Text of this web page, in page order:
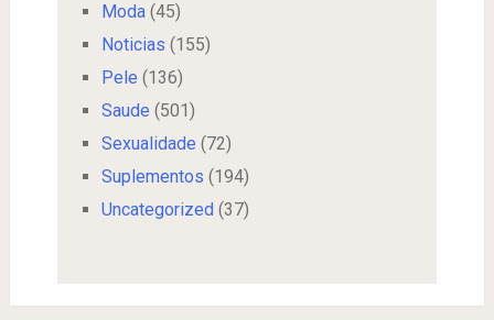
Moda(45)
Noticias (155)
Pele (136)
Saude (501)
Sexualidade (72)
Suplementos (194)
Uncategorized (37)